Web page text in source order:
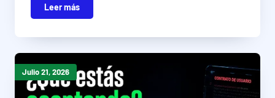
Leer más
Julio 21, 2026